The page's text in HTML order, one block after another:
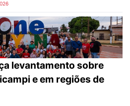
levantamento sobre
e em regiões de